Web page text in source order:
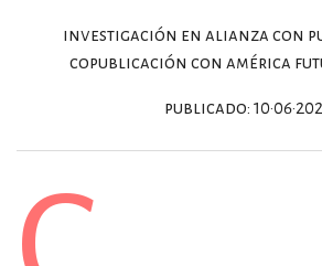
investigación en alianza con
copublicación con américa
publicado: